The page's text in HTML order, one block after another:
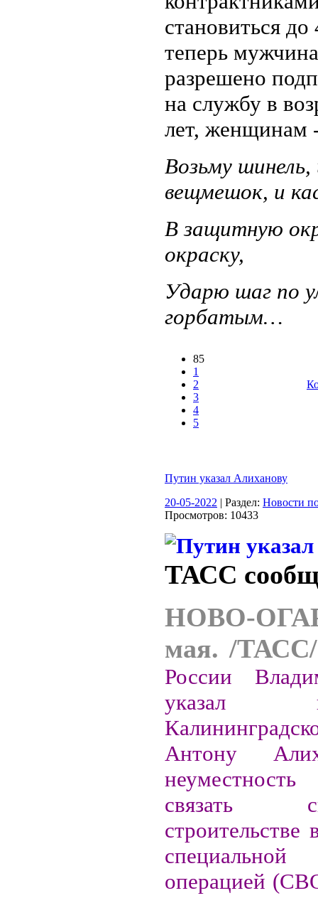
становиться до
теперь
разрешено
на службу в
лет, женщинам
Возьму шинель,
вещмешок, и
В защитную
окраску,
Ударю шаг по
горбатым…
85
1
2
3
4
5
Путин указал Алиханову
20-05-2022 | Раздел: Новости
Просмотров: 10433
ТАСС
НОВО-
мая. /
России
указал
Антону
связать
строительстве
операцией